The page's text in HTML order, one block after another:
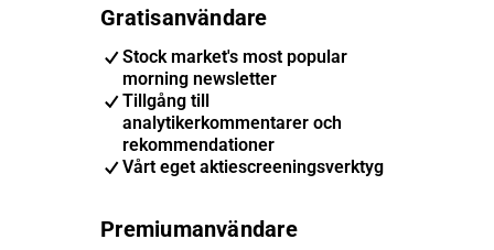
Gratisanvändare
Stock market's most popular
morning newsletter
Tillgång till
analytikerkommentarer och
rekommendationer
Vårt eget aktiescreeningsverktyg
Premiumanvändare